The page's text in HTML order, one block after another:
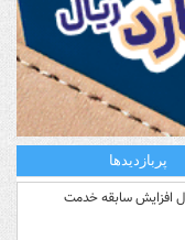
پربازدیدها
افزایش سابقه خدمت